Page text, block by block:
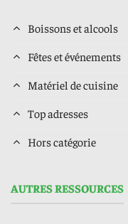
Boissons et alcools
Fêtes et événements
Matériel de cuisine
Top adresses
Hors catégorie
AUTRES RESSOURCES